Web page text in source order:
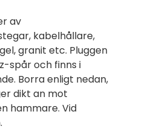
av
kabelhållare,
granit etc. Pluggen
spår och finns i
Borra enligt nedan,
dikt an mot
hammare. Vid